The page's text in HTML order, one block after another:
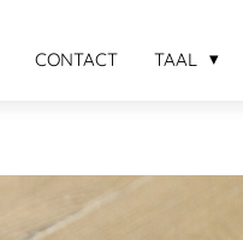
CONTACT TAAL